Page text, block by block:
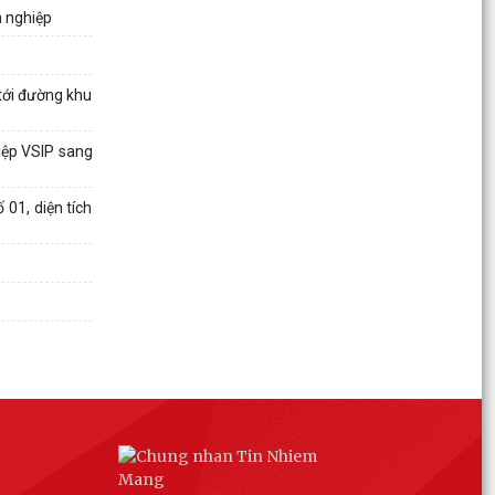
nghiệp
đường khu
VSIP sang
01, diện tích
Kỳ họp thứ nhất HĐND phường khóa II, nhiệm kỳ
Nghị quyết thông qua kế hoạch tổ chức các kỳ
họp Thường lệ năm 2026 của Hội đồng nhân